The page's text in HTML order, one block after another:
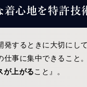
発するときに大切にし
仕事に集中できること
が上がること』。